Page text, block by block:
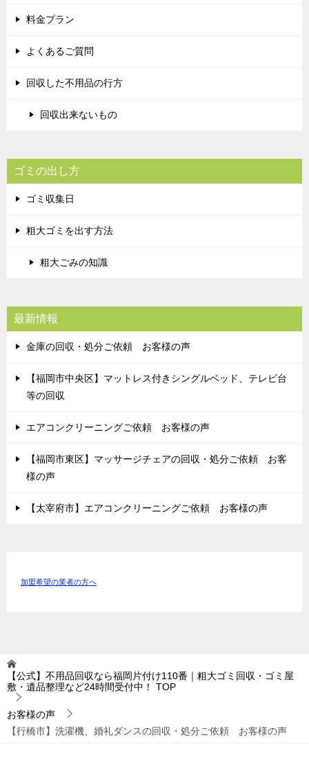
料金プラン
よくあるご質問
回収した不用品の行方
回収出来ないもの
ゴミの出し方
ゴミ収集日
粗大ゴミを出す方法
粗大ごみの知識
最新情報
金庫の回収・処分ご依頼 お客様の声
【福岡市中央区】マットレス付きシングルベッド、テレビ台
等の回収
エアコンクリーニングご依頼 お客様の声
【福岡市東区】マッサージチェアの回収・処分ご依頼 お客
様の声
【太宰府市】エアコンクリーニングご依頼 お客様の声
加盟希望の業者の方へ
【公式】不用品回収なら福岡片付け110番｜粗大ゴミ回収・ゴミ屋
敷・遺品整理など24時間受付中！
TOP
お客様の声
【行橋市】洗濯機、婚礼ダンスの回収・処分ご依頼 お客様の声